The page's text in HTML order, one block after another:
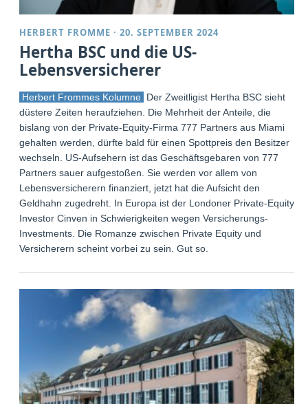
HERBERT FROMME ·20. SEPTEMBER 2024
Hertha BSC und die US-
Lebensversicherer
Herbert Frommes Kolumne
Der Zweitligist Hertha BSC sieht
düstere Zeiten heraufziehen. Die Mehrheit der Anteile, die
bislang von der Private-Equity-Firma 777 Partners aus Miami
gehalten werden, dürfte bald für einen Spottpreis den Besitzer
wechseln. US-Aufsehern ist das Geschäftsgebaren von 777
Partners sauer aufgestoßen. Sie werden vor allem von
Lebensversicherern finanziert, jetzt hat die Aufsicht den
Geldhahn zugedreht. In Europa ist der Londoner Private-Equity-
Investor Cinven in Schwierigkeiten wegen Versicherungs-
Investments. Die Romanze zwischen Private Equity und
Versicherern scheint vorbei zu sein. Gut so.